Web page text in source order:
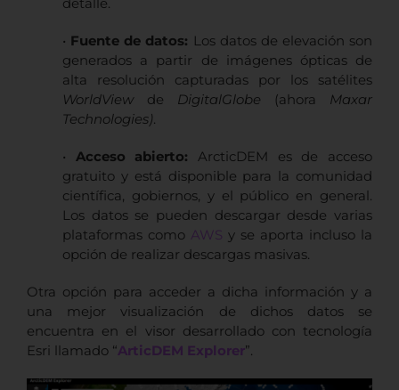
• Fuente de datos: Los datos de elevación son
generados a partir de imágenes ópticas de
alta resolución capturadas por los satélites
WorldViewde DigitalGlobe (ahora Maxar
Technologies).
• Acceso abierto: ArcticDEM es de acceso
gratuito y está disponible para la comunidad
científica, gobiernos, y el público en general.
Los datos se pueden descargar desde varias
plataformas como AWS y se aporta incluso la
opción de realizar descargas masivas.
Otra opción para acceder a dicha información y a
una mejor visualización de dichos datos se
encuentra en el visor desarrollado con tecnología
Esri llamado “ArticDEM Explorer”.